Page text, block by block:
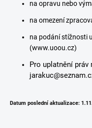
na opravu nebo
na omezení
na podání stížnosti
(www.uoou.cz)
Pro uplatnění
Datum poslední aktualizace: